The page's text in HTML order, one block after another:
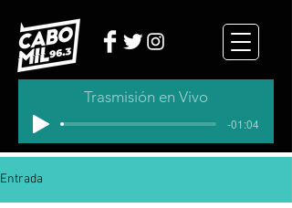
Trasmisión en Vivo
-01:04
Entrada